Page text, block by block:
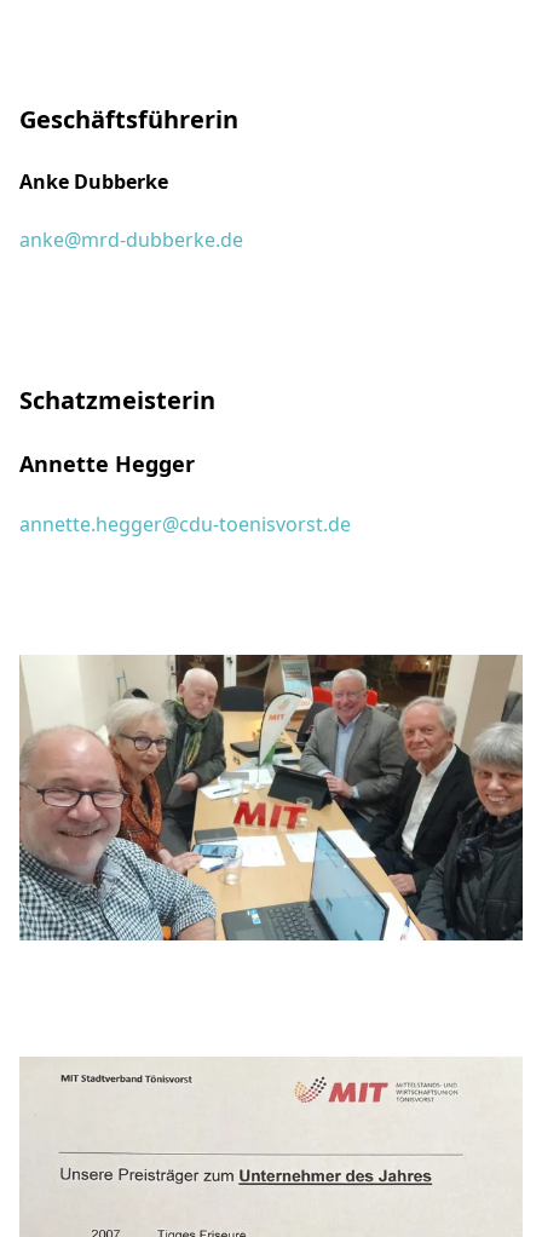
Geschäftsführerin
Anke Dubberke
anke@mrd-dubberke.de
Schatzmeisterin
Annette Hegger
annette.hegger@cdu-toenisvorst.de